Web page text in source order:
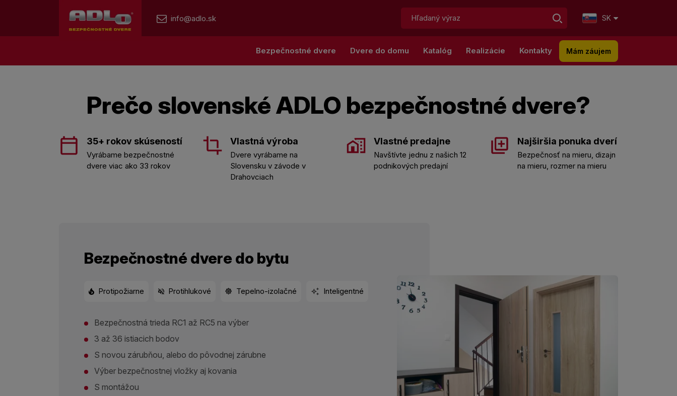
info@adlo.sk
Hľadať: SK
Bezpečnostné dvere Dvere do domu Katalóg Realizácie Kontakty Mám záujem
Prečo slovenské ADLO bezpečnostné dvere?
35+ rokov skúseností
Vyrábame bezpečnostné
dvere viac ako 33 rokov
Vlastná výroba
Dvere vyrábame na
Slovensku v závode v
Drahovciach
Vlastné predajne
Navštívte jednu z našich 12
podnikových predajní
Najširšia ponuka dverí
Bezpečnosť na mieru, dizajn
na mieru, rozmer na mieru
Bezpečnostné dvere do bytu
Protipožiarne Protihlukové Tepelno-izolačné Inteligentné
Bezpečnostná trieda RC1 až RC5 na výber
3 až 36 istiacich bodov
S novou zárubňou, alebo do pôvodnej zárubne
Výber bezpečnostnej vložky aj kovania
S montážou